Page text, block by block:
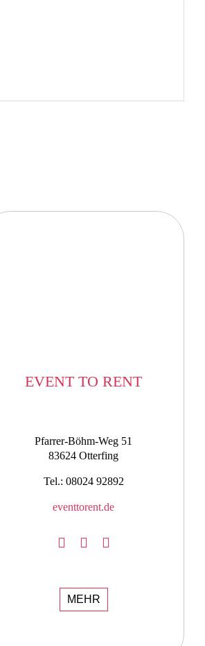
EVENT TO RENT
Pfarrer-Böhm-Weg 51
83624 Otterfing
Tel.: 08024 92892
eventtorent.de
MEHR